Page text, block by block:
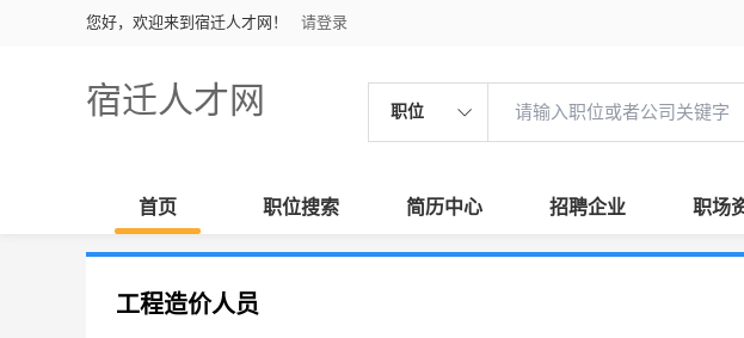
您好，欢迎来到宿迁人才网！ 请登录
宿迁人才网 职位
首页 职位搜索 简历中心 招聘企业 职场
工程造价人员